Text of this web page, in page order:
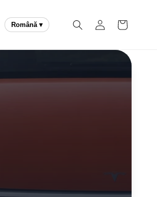
Română ▾ AutentificareCoș